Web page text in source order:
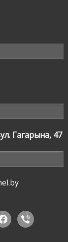
Гагарына, 47
viber